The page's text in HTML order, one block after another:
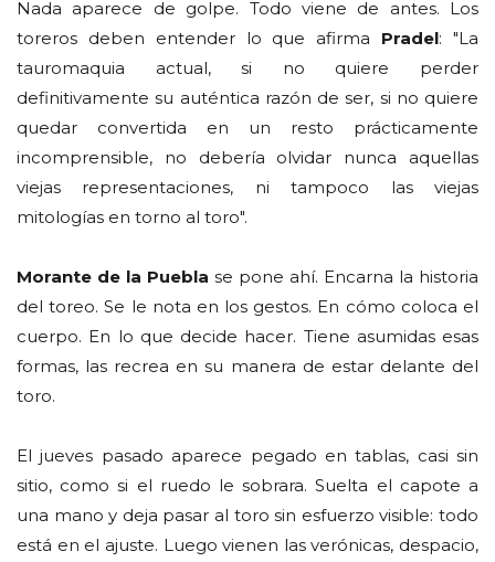
Nada aparece de golpe. Todo viene de antes. Los
toreros deben entender lo que afirma Pradel: "La
tauromaquia actual, si no quiere perder
definitivamente su auténtica razón de ser, si no quiere
quedar convertida en un resto prácticamente
incomprensible, no debería olvidar nunca aquellas
viejas representaciones, ni tampoco las viejas
mitologías en torno al toro".
Morante de la Puebla se pone ahí. Encarna la historia
del toreo. Se le nota en los gestos. En cómo coloca el
cuerpo. En lo que decide hacer. Tiene asumidas esas
formas, las recrea en su manera de estar delante del
toro.
El jueves pasado aparece pegado en tablas, casi sin
sitio, como si el ruedo le sobrara. Suelta el capote a
una mano y deja pasar al toro sin esfuerzo visible: todo
está en el ajuste. Luego vienen las verónicas, despacio,